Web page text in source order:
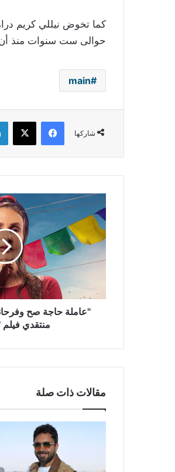
كما تخوض نيللي كريم
حوالى ست سنوات منذ أن قدّمت مسلسل
main
شاركها
فيسبوك ‫X
"عاملة
حاجة
صح
وفرحانة
بها"..
يسرا
منتقدي
"عاملة حاجة صح
منتقدي فيلم
مقالات ذات صلة